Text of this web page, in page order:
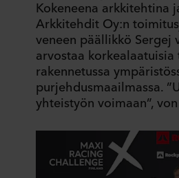
Kokeneena arkkitehtina
Arkkitehdit Oy:n
veneen päällikkö Sergej
arvostaa
rakennetussa
purjehdusmaailmassa.
yhteistyön voimaan”,